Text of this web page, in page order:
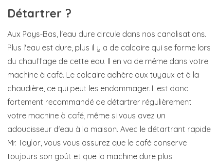
Détartrer ?
Aux Pays-Bas, l'eau dure circule dans nos canalisations.
Plus l'eau est dure, plus il y a de calcaire qui se forme lors
du chauffage de cette eau. Il en va de même dans votre
machine à café. Le calcaire adhère aux tuyaux et à la
chaudière, ce qui peut les endommager. Il est donc
fortement recommandé de détartrer régulièrement
votre machine à café, même si vous avez un
adoucisseur d'eau à la maison. Avec le détartrant rapide
Mr. Taylor, vous vous assurez que le café conserve
toujours son goût et que la machine dure plus